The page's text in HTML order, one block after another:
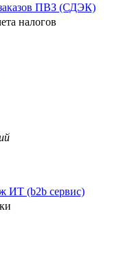
ПВЗ (СДЭК)
налогов
ИТ (b2b сервис)